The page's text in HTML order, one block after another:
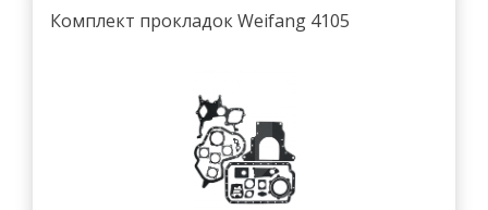
Комплект прокладок Weifang 4105